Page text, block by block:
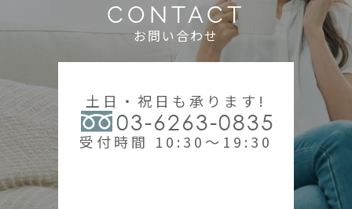
CONTACT
お問い合わせ
土日・祝日も承ります!
03-6263-0835
受付時間 10:30～19:30